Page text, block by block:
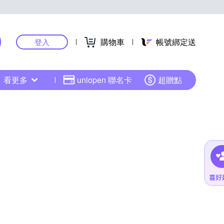
登入 購物車 帳號綁定送
看更多 uniopen 聯名卡 超贈點